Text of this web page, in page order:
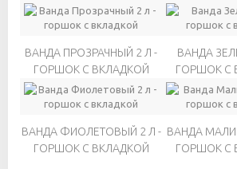
ВАНДА ПРОЗРАЧНЫЙ 2 Л -
ГОРШОК С ВКЛАДКОЙ
ВАНДА
ГОРШОК С
ВАНДА ФИОЛЕТОВЫЙ 2 Л -
ГОРШОК С ВКЛАДКОЙ
ВАНДА
ГОРШОК С